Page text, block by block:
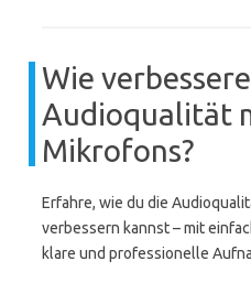
Wie
Audioqualität
Mikrofons?
Erfahre, wie du die
verbessern kannst – mit
klare und professionelle